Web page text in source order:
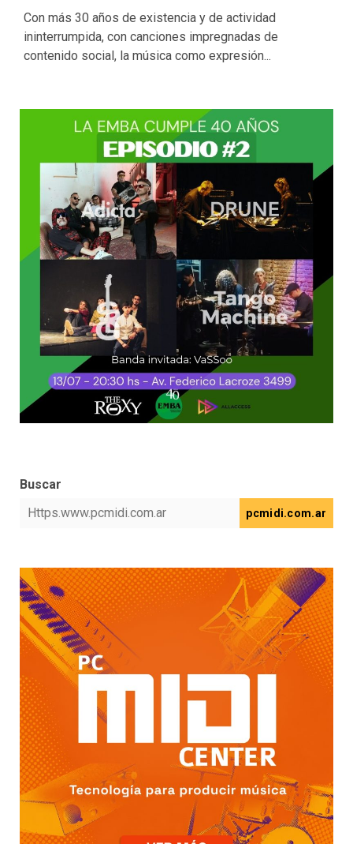
Con más 30 años de existencia y de actividad
ininterrumpida, con canciones impregnadas de
contenido social, la música como expresión...
Buscar
pcmidi.com.ar